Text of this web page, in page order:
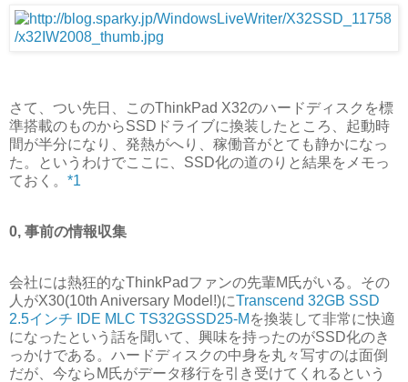
さて、つい先日、このThinkPad X32のハードディスクを標
準搭載のものからSSDドライブに換装したところ、起動時
間が半分になり、発熱がへり、稼働音がとても静かになっ
た。というわけでここに、SSD化の道のりと結果をメモっ
ておく。 *1
0, 事前の情報収集
会社には熱狂的なThinkPadファンの先輩M氏がいる。その
人がX30(10th Aniversary Model!)にTranscend 32GB SSD
2.5インチ IDE MLC TS32GSSD25-M を換装して非常に快適
になったという話を聞いて、興味を持ったのがSSD化のき
っかけである。ハードディスクの中身を丸々写すのは面倒
だが、今ならM氏がデータ移行を引き受けてくれるという